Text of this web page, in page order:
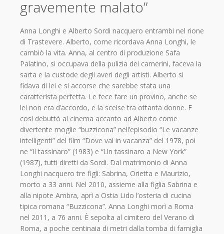
gravemente malato”
Anna Longhi e Alberto Sordi nacquero entrambi nel rione
di Trastevere. Alberto, come ricordava Anna Longhi, le
cambiò la vita. Anna, al centro di produzione Safa
Palatino, si occupava della pulizia dei camerini, faceva la
sarta e la custode degli averi degli artisti. Alberto si
fidava di lei e si accorse che sarebbe stata una
caratterista perfetta. Le fece fare un provino, anche se
lei non era d’accordo, e la scelse tra ottanta donne. E
così debuttò al cinema accanto ad Alberto come
divertente moglie “buzzicona” nell’episodio “Le vacanze
intelligenti” del film “Dove vai in vacanza” del 1978, poi
ne “Il tassinaro” (1983) e “Un tassinaro a New York”
(1987), tutti diretti da Sordi. Dal matrimonio di Anna
Longhi nacquero tre figli: Sabrina, Orietta e Maurizio,
morto a 33 anni. Nel 2010, assieme alla figlia Sabrina e
alla nipote Ambra, aprì a Ostia Lido l’osteria di cucina
tipica romana “Buzzicona”. Anna Longhi morì a Roma
nel 2011, a 76 anni. È sepolta al cimitero del Verano di
Roma, a poche centinaia di metri dalla tomba di famiglia